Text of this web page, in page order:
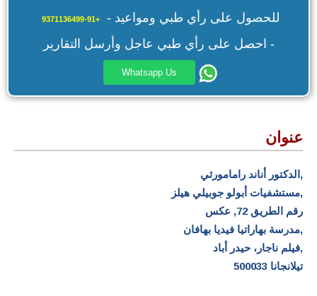
للحصول على رأي طبي ومواعيد - +91-9371136499
احصل على رأي طبي عاجل وأرسل التقارير -
Whatsapp Us
عنوان
الدكتور أناند رامامورثي,
مستشفيات أبولو جوبيلي هيلز,
رقم الطريق 72, عكس
مدرسة بهاراتيا فيديا بهافان,
فيلم ناجار، حيدر أباد,
تيلانجانا 500033